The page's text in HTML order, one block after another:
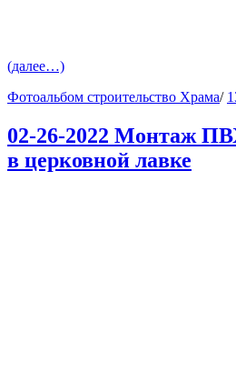
(далее…)
Фотоальбом строительство Храма/
02-26-2022 Монтаж
в церковной лавке